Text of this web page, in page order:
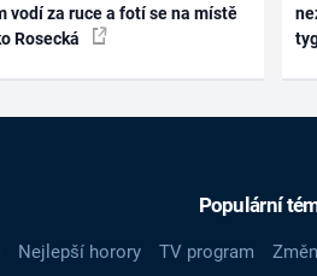
vodí za ruce a fotí se na místě
Rosecká
Populární
Nejlepší horory TV program